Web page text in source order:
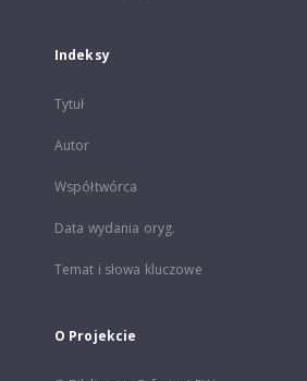
Indeksy
Tytuł
Autor
Współtwórca
Data wydania oryg.
Temat i słowa kluczowe
O Projekcie